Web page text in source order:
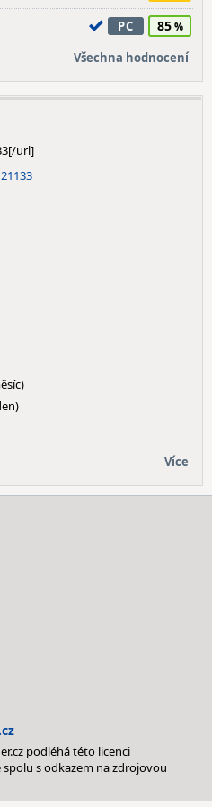
PC 85
Všechna hodnocení
Více
podléhá této licenci
s odkazem na zdrojovou